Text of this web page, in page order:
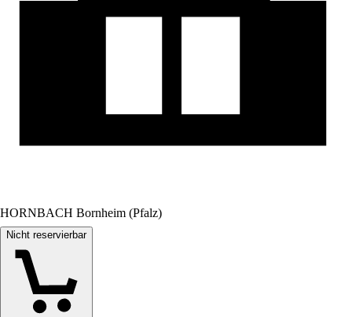
HORNBACH Bornheim (Pfalz)
Nicht reservierbar